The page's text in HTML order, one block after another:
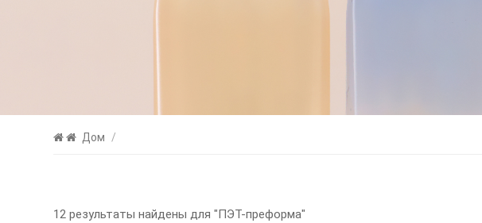
Дом /
12 результаты найдены для "ПЭТ-преформа"